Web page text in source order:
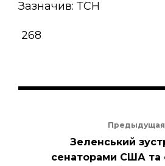
Зазначив: ТСН
268
Предыдущая
Зеленський
сенаторами США та